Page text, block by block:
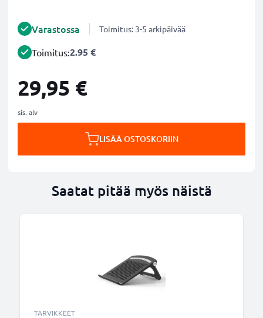
Varastossa Toimitus: 3-5 arkipäivää
Toimitus:2.95 €
29,95 €
sis. alv
LISÄÄ OSTOSKORIIN
Saatat pitää myös näistä
TARVIKKEET